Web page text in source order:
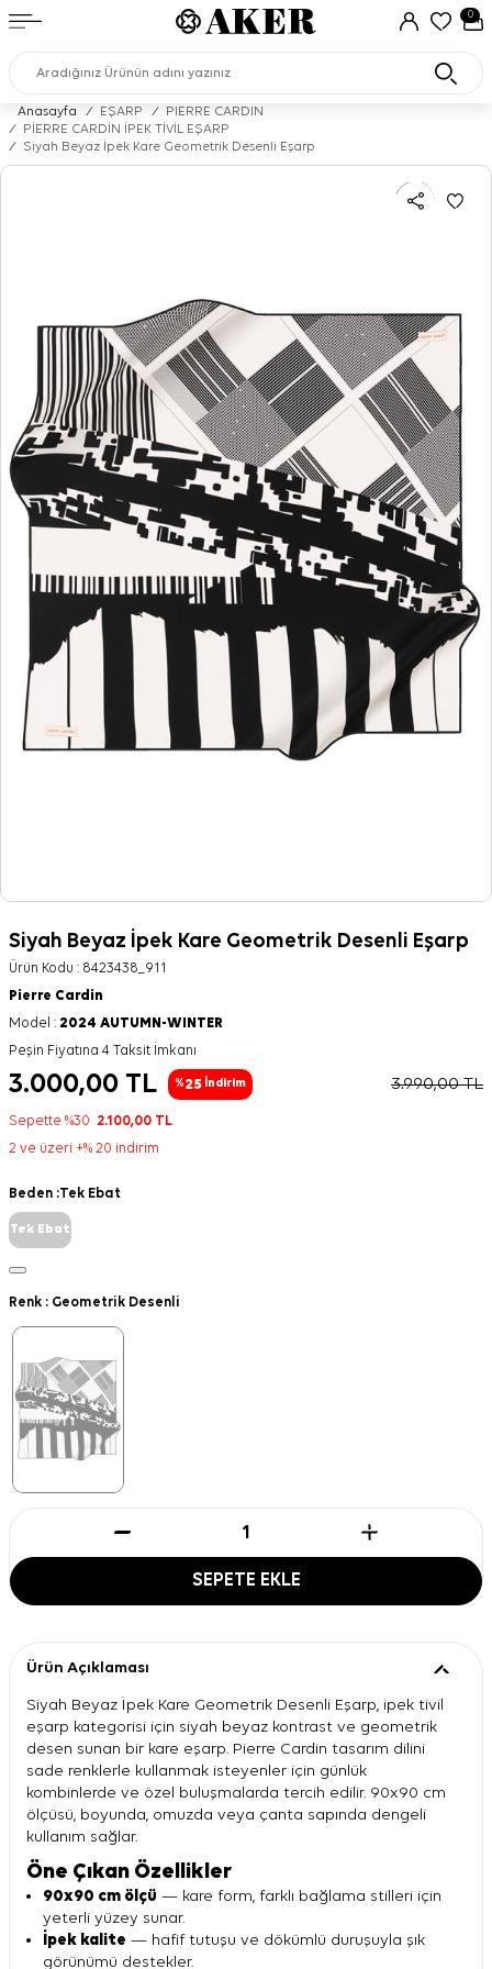
0
Anasayfa / EŞARP /
PIERRE CARDIN
/
PİERRE CARDİN İPEK TİVİL EŞARP
/
Siyah Beyaz İpek Kare Geometrik Desenli Eşarp
Siyah Beyaz İpek Kare Geometrik Desenli Eşarp
Ürün Kodu : 8423438_911
Pierre Cardin
Model : 2024 AUTUMN-WINTER
Peşin Fiyatına 4 Taksit İmkanı
3.000,00 TL %25 İndirim 3.990,00TL
Sepette %30 2.100,00 TL
2 ve üzeri +% 20 indirim
Beden :Tek Ebat
Tek Ebat
Renk : Geometrik Desenli
SEPETE EKLE
Ürün Açıklaması
Siyah Beyaz İpek Kare Geometrik Desenli Eşarp, ipek tivil
eşarp kategorisi için siyah beyaz kontrast ve geometrik
desen sunan bir kare eşarp. Pierre Cardin tasarım dilini
sade renklerle kullanmak isteyenler için günlük
kombinlerde ve özel buluşmalarda tercih edilir. 90x90 cm
ölçüsü, boyunda, omuzda veya çanta sapında dengeli
kullanım sağlar.
Öne Çıkan Özellikler
90x90 cm ölçü — kare form, farklı bağlama stilleri için
yeterli yüzey sunar.
İpek kalite — hafif tutuşu ve dökümlü duruşuyla şık
görünümü destekler.